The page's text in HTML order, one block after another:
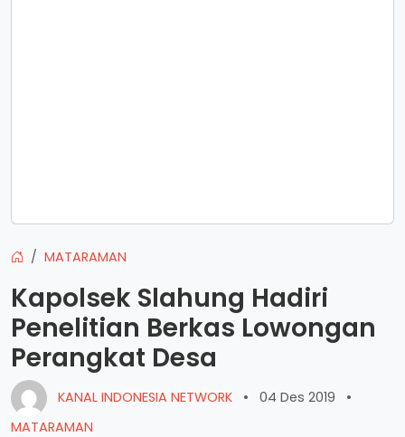
MATARAMAN
Kapolsek Slahung Hadiri
Penelitian Berkas Lowongan
Perangkat Desa
KANAL INDONESIA NETWORK • 04 Des 2019
•
MATARAMAN